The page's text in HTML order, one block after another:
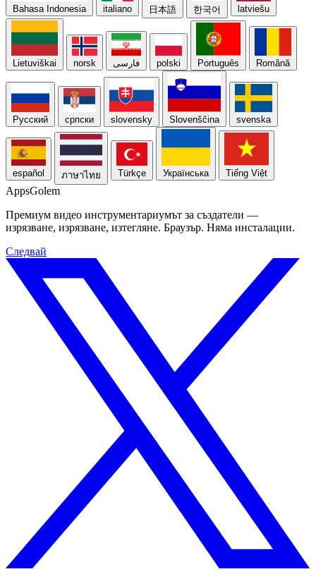
Bahasa Indonesia italiano 日本語 한국어 latviešu
Lietuviškai norsk فارسی polski Português Română
Русский српски slovensky Slovenščina svenska
español ภาษาไทย Türkçe Українська Tiếng Việt
AppsGolem
Премиум видео инструментариумът за създатели —
изрязване, изрязване, изтегляне. Браузър. Няма инсталации.
Следвай